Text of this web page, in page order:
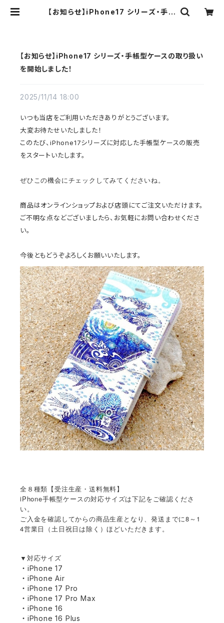
【お知らせ】iPhone17 シリーズ・手帳
【お知らせ】iPhone17 シリーズ・手帳型ケースの取り扱い
を開始しました！
2025/11/14 18:00
いつも当店をご利用いただきありがとうございます。
大変お待たせいたしました！
このたび、iPhone17シリーズに対応した手帳型ケースの販売
をスタートいたします。
ぜひこの機会にチェックしてみてくださいね。
商品はオンラインショップおよび店頭にてご注文いただけます。
ご不明な点などございましたら、お気軽にお問い合わせくださ
い。
今後ともどうぞよろしくお願いいたします。
全８種類【受注生産・送料無料】
iPhone手帳型ケースの対応サイズは下記をご確認くださ
い。
ご入金を確認してからの商品生産となり、発送までに8～1
4営業日（土日祝日は除く）ほどいただきます。
▼対応サイズ
・iPhone 17
・iPhone Air
・iPhone 17 Pro
・iPhone 17 Pro Max
・iPhone 16
・iPhone 16 Plus